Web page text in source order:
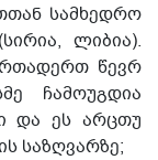
სამხედრო
ლიბია).
წევრ
ჩამოუგდია
და ეს არცთუ
საზღვარზე;